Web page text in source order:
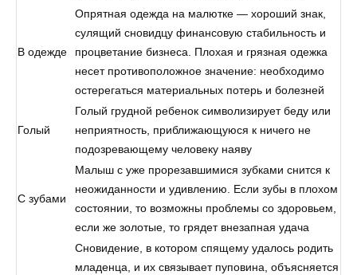
В одежде
Опрятная одежда на малютке — хороший знак,
сулящий сновидцу финансовую стабильность и
процветание бизнеса. Плохая и грязная одежка
несет противоположное значение: необходимо
остерегаться материальных потерь и болезней
Голый
Голый грудной ребенок символизирует беду или
неприятность, приближающуюся к ничего не
подозревающему человеку наяву
С зубами
Малыш с уже прорезавшимися зубками снится к
неожиданности и удивлению. Если зубы в плохом
состоянии, то возможны проблемы со здоровьем,
если же золотые, то грядет внезапная удача
Сновидение, в котором спящему удалось родить
младенца, и их связывает пуповина, объясняется